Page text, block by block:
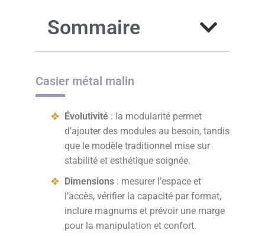
Sommaire
Casier métal malin
Évolutivité : la modularité permet
d’ajouter des modules au besoin, tandis
que le modèle traditionnel mise sur
stabilité et esthétique soignée.
Dimensions : mesurer l’espace et
l’accès, vérifier la capacité par format,
inclure magnums et prévoir une marge
pour la manipulation et confort.